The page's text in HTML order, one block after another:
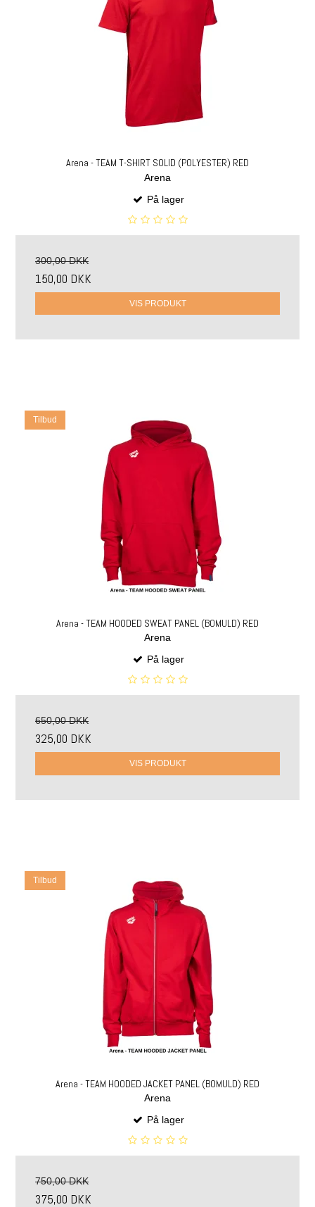
Arena - TEAM T-SHIRT SOLID (POLYESTER) RED
Arena
På lager
300,00 DKK
150,00 DKK
VIS PRODUKT
Tilbud
Arena - TEAM HOODED SWEAT PANEL (BOMULD) RED
Arena
På lager
650,00 DKK
325,00 DKK
VIS PRODUKT
Tilbud
Arena - TEAM HOODED JACKET PANEL (BOMULD) RED
Arena
På lager
750,00 DKK
375,00 DKK